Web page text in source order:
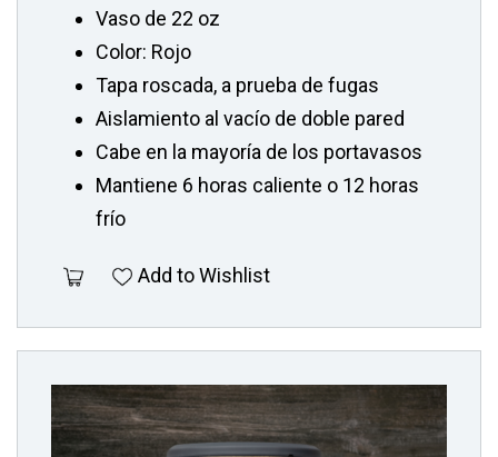
Vaso de 22 oz
Color: Rojo
Tapa roscada, a prueba de fugas
Aislamiento al vacío de doble pared
Cabe en la mayoría de los portavasos
Mantiene 6 horas caliente o 12 horas
frío
Add to Wishlist